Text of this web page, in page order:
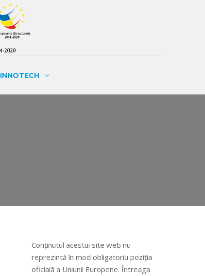
INNOTECH
Conținutul acestui site web nu
reprezintă în mod obligatoriu poziția
oficială a Uniunii Europene. Întreaga